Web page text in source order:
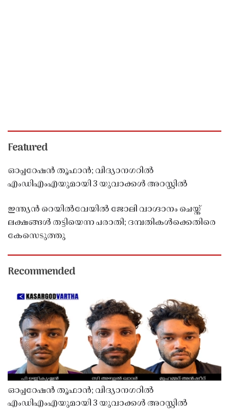
Featured
ഓപ്പറേഷൻ തൂഫാൻ; വിദ്യാനഗറിൽ
എംഡിഎംഎയുമായി 3 യുവാക്കൾ അറസ്റ്റിൽ
ഇന്ത്യൻ റെയിൽവേയിൽ ജോലി വാഗ്ദാനം ചെയ്ത്
ലക്ഷങ്ങൾ തട്ടിയെന്ന പരാതി; ദമ്പതികൾക്കെതിരെ
കേസെടുത്തു
Recommended
ഓപ്പറേഷൻ തൂഫാൻ; വിദ്യാനഗറിൽ
എംഡിഎംഎയുമായി 3 യുവാക്കൾ അറസ്റ്റിൽ